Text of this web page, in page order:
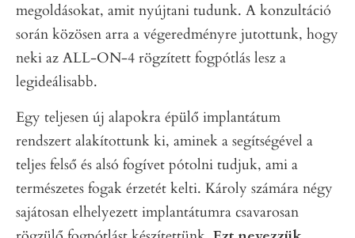
megoldásokat, amit nyújtani tudunk. A konzultáció
során közösen arra a végeredményre jutottunk, hogy
neki az ALL-ON-4 rögzített fogpótlás lesz a
legideálisabb.
Egy teljesen új alapokra épülő implantátum
rendszert alakítottunk ki, aminek a segítségével a
teljes felső és alsó fogívet pótolni tudjuk, ami a
természetes fogak érzetét kelti. Károly számára négy
sajátosan elhelyezett implantátumra csavarosan